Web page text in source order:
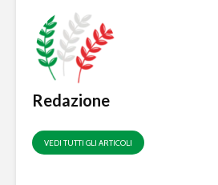
Redazione
VEDI TUTTI GLI ARTICOLI